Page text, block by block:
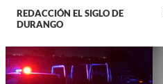
REDACCIÓN EL SIGLO DE
DURANGO